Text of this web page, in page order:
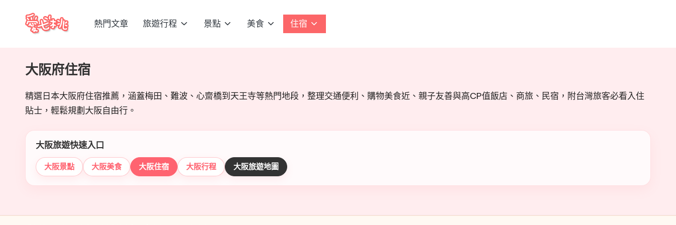
七
桃
玩
日
本
熱門文章 旅遊行程 景點 美食 住宿
大阪府住宿
精選日本大阪府住宿推薦，涵蓋梅田、難波、心齋橋到天王寺等熱門地段，整理交通便利、購物美食近、親子友善與高CP值飯店、商旅、民宿，附台灣旅客必看入住
貼士，輕鬆規劃大阪自由行。
大阪旅遊快速入口
大阪景點 大阪美食 大阪住宿 大阪行程 大阪旅遊地圖